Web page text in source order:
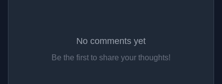
No comments yet
Be the first to share your thoughts!